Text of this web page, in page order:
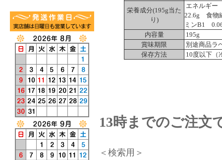
栄養成分(195g当た
り)
エネルギ
22.6g 食
ミンB1
内容量
195g
賞味期限
別途商品ラ
保存方法
10度以下（
13時までのご注文
＜検索用＞